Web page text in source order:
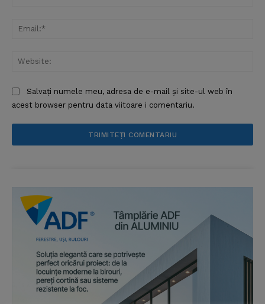
Salvați numele meu, adresa de e-mail și site-ul web în
acest browser pentru data viitoare i comentariu.